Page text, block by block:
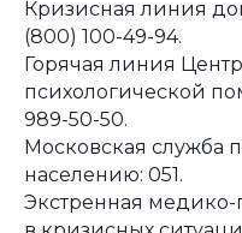
Кризисная линия
(800) 100-49-94.
Горячая линия
психологической
989-50-50.
Московская служба
населению: 051.
Экстренная